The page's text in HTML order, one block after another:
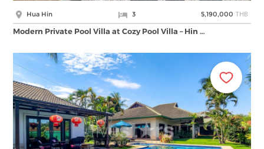
Hua Hin 3 5,190,000 THB
Modern Private Pool Villa at Cozy Pool Villa – Hin …